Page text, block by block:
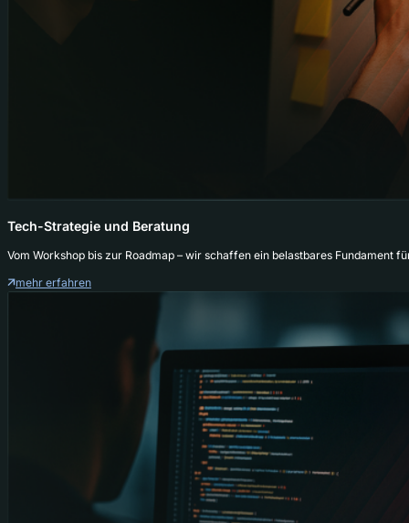
Tech-Strategie und Beratung
Vom Workshop bis zur Roadmap – wir schaffen ein belastbares Fundament
mehr erfahren